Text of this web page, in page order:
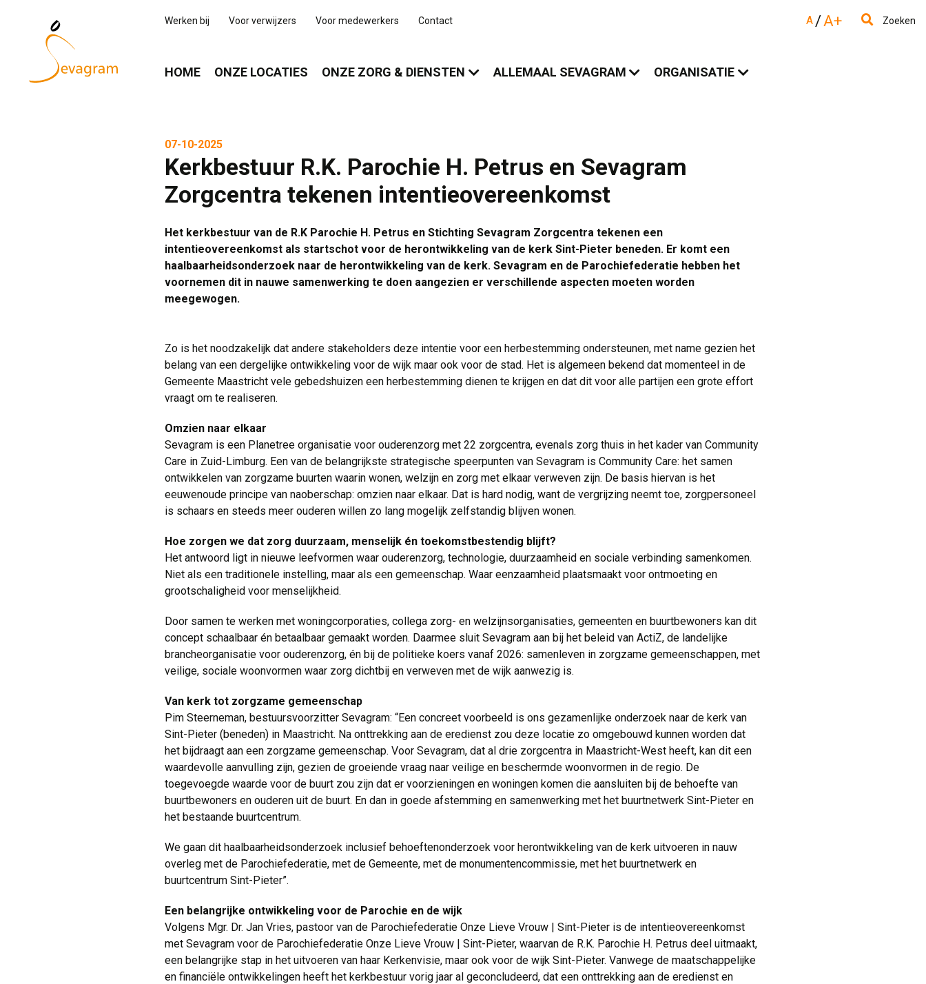
Werken bij Voor verwijzers Voor medewerkers Contact A /A+ Zoeken
HOME ONZE LOCATIES ONZE ZORG & DIENSTEN ALLEMAAL SEVAGRAM ORGANISATIE
07-10-2025
Kerkbestuur R.K. Parochie H. Petrus en Sevagram
Zorgcentra tekenen intentieovereenkomst
Het kerkbestuur van de R.K Parochie H. Petrus en Stichting Sevagram Zorgcentra tekenen een
intentieovereenkomst als startschot voor de herontwikkeling van de kerk Sint-Pieter beneden. Er komt een
haalbaarheidsonderzoek naar de herontwikkeling van de kerk. Sevagram en de Parochiefederatie hebben het
voornemen dit in nauwe samenwerking te doen aangezien er verschillende aspecten moeten worden
meegewogen.
Zo is het noodzakelijk dat andere stakeholders deze intentie voor een herbestemming ondersteunen, met name gezien het
belang van een dergelijke ontwikkeling voor de wijk maar ook voor de stad. Het is algemeen bekend dat momenteel in de
Gemeente Maastricht vele gebedshuizen een herbestemming dienen te krijgen en dat dit voor alle partijen een grote effort
vraagt om te realiseren.
Omzien naar elkaar
Sevagram is een Planetree organisatie voor ouderenzorg met 22 zorgcentra, evenals zorg thuis in het kader van Community
Care in Zuid-Limburg. Een van de belangrijkste strategische speerpunten van Sevagram is Community Care: het samen
ontwikkelen van zorgzame buurten waarin wonen, welzijn en zorg met elkaar verweven zijn. De basis hiervan is het
eeuwenoude principe van naoberschap: omzien naar elkaar. Dat is hard nodig, want de vergrijzing neemt toe, zorgpersoneel
is schaars en steeds meer ouderen willen zo lang mogelijk zelfstandig blijven wonen.
Hoe zorgen we dat zorg duurzaam, menselijk én toekomstbestendig blijft?
Het antwoord ligt in nieuwe leefvormen waar ouderenzorg, technologie, duurzaamheid en sociale verbinding samenkomen.
Niet als een traditionele instelling, maar als een gemeenschap. Waar eenzaamheid plaatsmaakt voor ontmoeting en
grootschaligheid voor menselijkheid.
Door samen te werken met woningcorporaties, collega zorg- en welzijnsorganisaties, gemeenten en buurtbewoners kan dit
concept schaalbaar én betaalbaar gemaakt worden. Daarmee sluit Sevagram aan bij het beleid van ActiZ, de landelijke
brancheorganisatie voor ouderenzorg, én bij de politieke koers vanaf 2026: samenleven in zorgzame gemeenschappen, met
veilige, sociale woonvormen waar zorg dichtbij en verweven met de wijk aanwezig is.
Van kerk tot zorgzame gemeenschap
Pim Steerneman, bestuursvoorzitter Sevagram: “Een concreet voorbeeld is ons gezamenlijke onderzoek naar de kerk van
Sint-Pieter (beneden) in Maastricht. Na onttrekking aan de eredienst zou deze locatie zo omgebouwd kunnen worden dat
het bijdraagt aan een zorgzame gemeenschap. Voor Sevagram, dat al drie zorgcentra in Maastricht-West heeft, kan dit een
waardevolle aanvulling zijn, gezien de groeiende vraag naar veilige en beschermde woonvormen in de regio. De
toegevoegde waarde voor de buurt zou zijn dat er voorzieningen en woningen komen die aansluiten bij de behoefte van
buurtbewoners en ouderen uit de buurt. En dan in goede afstemming en samenwerking met het buurtnetwerk Sint-Pieter en
het bestaande buurtcentrum.
We gaan dit haalbaarheidsonderzoek inclusief behoeftenonderzoek voor herontwikkeling van de kerk uitvoeren in nauw
overleg met de Parochiefederatie, met de Gemeente, met de monumentencommissie, met het buurtnetwerk en
buurtcentrum Sint-Pieter”.
Een belangrijke ontwikkeling voor de Parochie en de wijk
Volgens Mgr. Dr. Jan Vries, pastoor van de Parochiefederatie Onze Lieve Vrouw | Sint-Pieter is de intentieovereenkomst
met Sevagram voor de Parochiefederatie Onze Lieve Vrouw | Sint-Pieter, waarvan de R.K. Parochie H. Petrus deel uitmaakt,
een belangrijke stap in het uitvoeren van haar Kerkenvisie, maar ook voor de wijk Sint-Pieter. Vanwege de maatschappelijke
en financiële ontwikkelingen heeft het kerkbestuur vorig jaar al geconcludeerd, dat een onttrekking aan de eredienst en